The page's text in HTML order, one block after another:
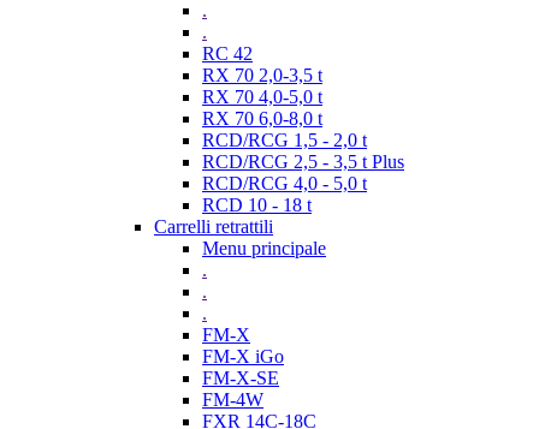
.
.
RC 42
RX 70 2,0-3,5 t
RX 70 4,0-5,0 t
RX 70 6,0-8,0 t
RCD/RCG 1,5 - 2,0 t
RCD/RCG 2,5 - 3,5 t Plus
RCD/RCG 4,0 - 5,0 t
RCD 10 - 18 t
Carrelli retrattili
Menu principale
.
.
.
FM-X
FM-X iGo
FM-X-SE
FM-4W
FXR 14C-18C